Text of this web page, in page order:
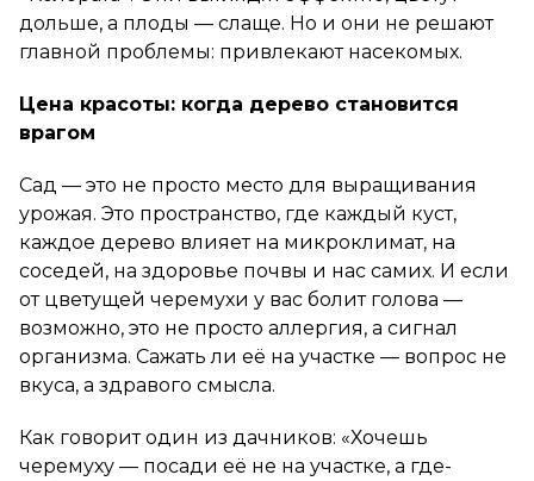
дольше, а плоды — слаще. Но и они не решают
главной проблемы: привлекают насекомых.
Цена красоты: когда дерево становится
врагом
Сад — это не просто место для выращивания
урожая. Это пространство, где каждый куст,
каждое дерево влияет на микроклимат, на
соседей, на здоровье почвы и нас самих. И если
от цветущей черемухи у вас болит голова —
возможно, это не просто аллергия, а сигнал
организма. Сажать ли её на участке — вопрос не
вкуса, а здравого смысла.
Как говорит один из дачников: «Хочешь
черемуху — посади её не на участке, а где-